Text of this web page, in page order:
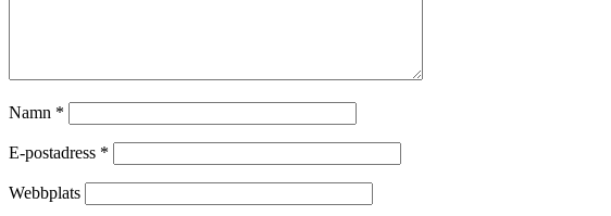
Namn *
E-postadress *
Webbplats